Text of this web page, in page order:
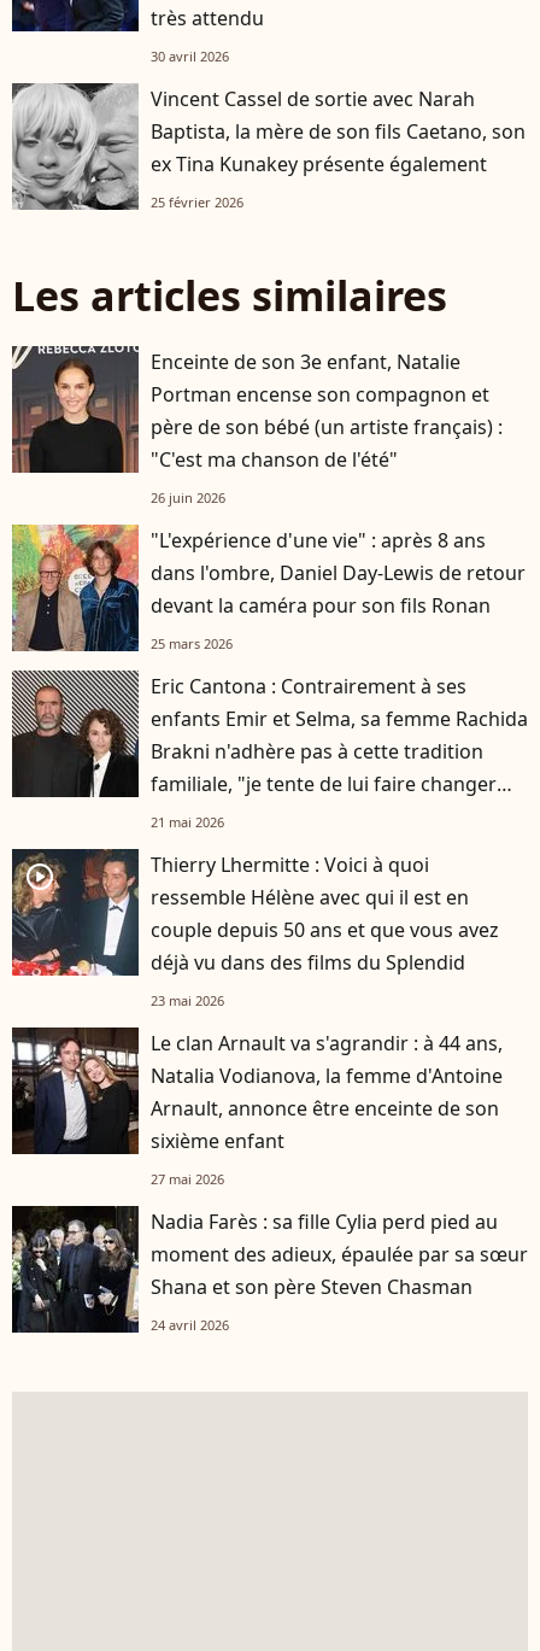
très attendu
30 avril 2026
Vincent Cassel de sortie avec Narah
Baptista, la mère de son fils Caetano, son
ex Tina Kunakey présente également
25 février 2026
Les articles similaires
Enceinte de son 3e enfant, Natalie
Portman encense son compagnon et
père de son bébé (un artiste français) :
"C'est ma chanson de l'été"
26 juin 2026
"L'expérience d'une vie" : après 8 ans
dans l'ombre, Daniel Day-Lewis de retour
devant la caméra pour son fils Ronan
25 mars 2026
Eric Cantona : Contrairement à ses
enfants Emir et Selma, sa femme Rachida
Brakni n'adhère pas à cette tradition
familiale, "je tente de lui faire changer
d'avis"
21 mai 2026
player2
Thierry Lhermitte : Voici à quoi
ressemble Hélène avec qui il est en
couple depuis 50 ans et que vous avez
déjà vu dans des films du Splendid
23 mai 2026
Le clan Arnault va s'agrandir : à 44 ans,
Natalia Vodianova, la femme d'Antoine
Arnault, annonce être enceinte de son
sixième enfant
27 mai 2026
Nadia Farès : sa fille Cylia perd pied au
moment des adieux, épaulée par sa sœur
Shana et son père Steven Chasman
24 avril 2026